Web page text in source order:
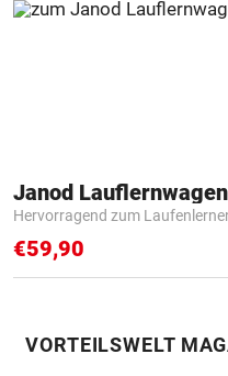
Janod
Hervorragend zum
€59,90
VORTEILSWELT